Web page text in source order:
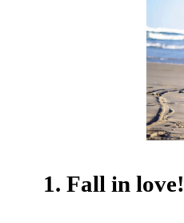
1. Fall in love!